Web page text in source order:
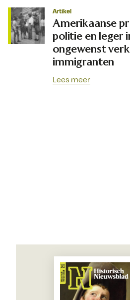
Artikel
Amerikaanse
politie en leger
ongewenst
immigranten
Lees meer